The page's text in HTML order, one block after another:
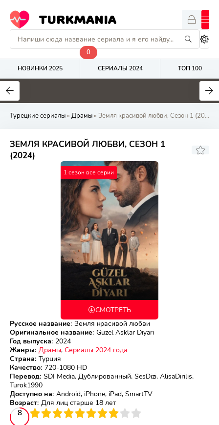
TURKMANIA
НОВИНКИ 2025
0
СЕРИАЛЫ 2024 ТОП 100
9
Турецкие сериалы» Драмы» Земля красивой любви, Сезон 1 (2024) онлайн
ЗЕМЛЯ КРАСИВОЙ ЛЮБВИ, СЕЗОН 1
(2024)
1 сезон все серии
СМОТРЕТЬ
Русское название: Земля красивой любви
Оригинальное название: Güzel Asklar Diyari
Год выпуска: 2024
Жанры: Драмы, Сериалы 2024 года
Страна: Турция
Качество: 720-1080 HD
Перевод: SDI Media, Дублированный, SesDizi, AlisaDirilis,
Turok1990
Доступно на: Android, iPhone, iPad, SmartTV
Возраст: Для лиц старше 18 лет
8
4 5 6 7 8 9 10